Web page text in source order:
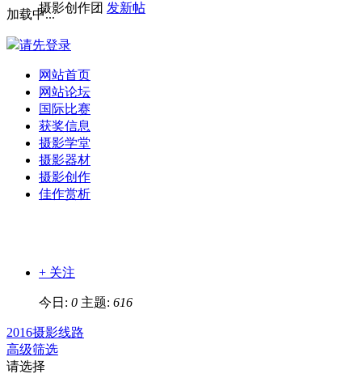
加载中...
请先登录
网站首页
网站论坛
国际比赛
获奖信息
摄影学堂
摄影器材
摄影创作
佳作赏析
摄影创作团 发新帖
+ 关注
今日: 0 主题: 616
2016摄影线路
高级筛选
请选择